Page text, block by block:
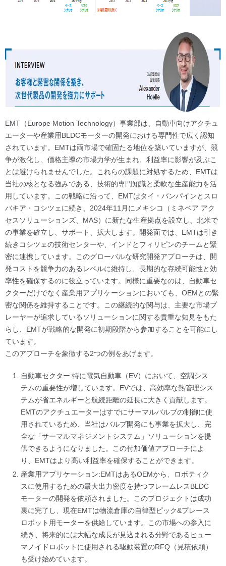
EMT（Europe Motion Technology）事業部は、自動車向けアクチュ
エーターや産業用BLDCモーターの開発における専門性で広く認知
されています。EMTは両市場で確固たる地位を築いていますが、競
争が激化し、価格主導の市場力学が生まれ、利益率に影響が及ぶこ
とは避けられませんでした。これらの課題に対処するため、EMTは
当社の核となる強みである、技術的専門知識と柔軟な生産能力を活
用しています。この戦略に沿って、EMTはタイ・バンパインとスロ
バキア・コシツェに続き、2024年11月にメキシコ（ミネベア アク
セスソリューションズ、MAS）に新たな生産拠点を設立し、北米で
の事業を確立し、サポート、拡大します。開発面では、EMTは引き
続きコシツェの技術センターや、インドとフィリピンのチームと緊
密に連携しています。このグローバルな研究開発アプローチは、開
発コストを競争力のあるレベルに維持し、長期的な存続可能性と効
率性を確保するのに役立っています。同様に重要なのは、自動車セ
クターだけでなく産業用アプリケーションにおいても、OEMとの緊
密な関係を維持することです。この継続的な関与は、主要な市場プ
レーヤーが追求しているソリューションに関する貴重な知見をもた
らし、EMTが戦略的な開発に初期段階から参加することを可能にし
ています。
このアプローチを象徴する2つの例をあげます。
自動車セクター:特に電気自動車（EV）において、空調シス
テムの重要性が増しています。EVでは、高効率な熱管理シス
テムが省エネルギーと航続距離の延長に大きく貢献します。
EMTのアクチュエーターはすでにサーマルバルブの制御に使
用されているため、当社はバルブ開発にも事業を拡大し、完
全な「サーマルマネジメントシステム」ソリューションを提
供できるようになりました。この付加価値アプローチによ
り、EMTはより高い利益率を確保することができます。
産業用アプリケーション:EMTはあるOEMから、ロボティク
スに使用するための最大出力密度を持つフレームレスBLDC
モーターの開発を依頼されました。このプロジェクトは成功
裏に完了し、現在EMTは物流倉庫の自律型ピック&プレース
ロボット用モーターを供給しています。この市場への参入に
続き、将来的には大幅な成長が見込まれる分野であるヒュー
マノイドロボットに使用される駆動装置のRFQ（見積依頼）
も受け始めています。